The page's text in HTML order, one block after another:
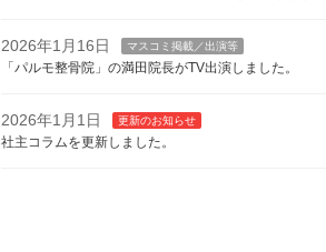
2026年1月16日 マスコミ掲載／出演等
「パルモ整骨院」の満田院長がTV出演しました。
2026年1月1日 更新のお知らせ
社主コラムを更新しました。